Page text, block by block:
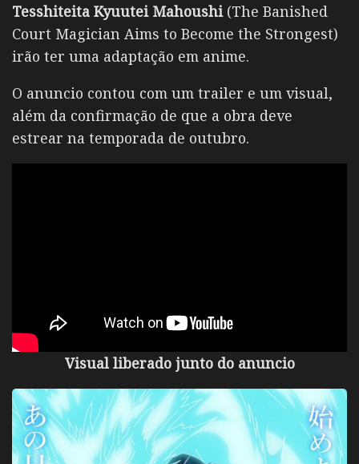
Tesshiteita Kyuutei Mahoushi(The Banished
Court Magician Aims to Become the Strongest)
irão ter uma adaptação em anime.
O anuncio contou com um trailer e um visual,
além da confirmação de que a obra deve
estrear na temporada de outubro.
Visual liberado junto do anuncio